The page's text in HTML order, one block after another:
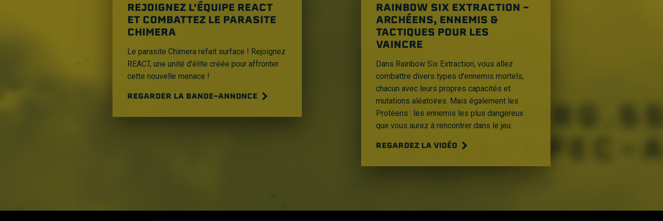
REJOIGNEZ L'ÉQUIPE REACT
ET COMBATTEZ LE PARASITE
CHIMERA
Le parasite Chimera refait surface ! Rejoignez
REACT, une unité d'élite créée pour affronter
cette nouvelle menace !
REGARDER LA BANDE-ANNONCE
RAINBOW SIX EXTRACTION -
ARCHÉENS, ENNEMIS &
TACTIQUES POUR LES
VAINCRE
Dans Rainbow Six Extraction, vous allez
combattre divers types d'ennemis mortels,
chacun avec leurs propres capacités et
mutations aléatoires. Mais également les
Protéens : les ennemis les plus dangereux
que vous aurez à rencontrer dans le jeu.
REGARDEZ LA VIDÉO